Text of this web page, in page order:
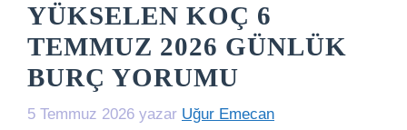
YÜKSELEN KOÇ 6
TEMMUZ 2026 GÜNLÜK
BURÇ YORUMU
5 Temmuz 2026 yazar Uğur Emecan